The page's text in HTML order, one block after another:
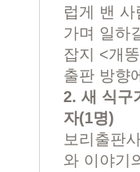
럽게 밴
가며 일하
잡지 <개
출판 방향
2. 새 식구
자(1명)
보리출판
와 이야기